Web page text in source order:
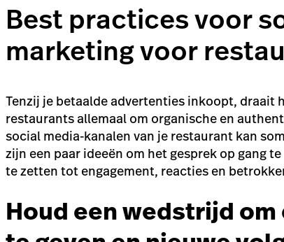
Best practices voor
marketing voor
Tenzij je betaalde advertenties inkoopt, draait
restaurants allemaal om organische en
social media-kanalen van je restaurant kan
zijn een paar ideeën om het gesprek op gang
te zetten tot engagement, reacties en
Houd een wedstrijd